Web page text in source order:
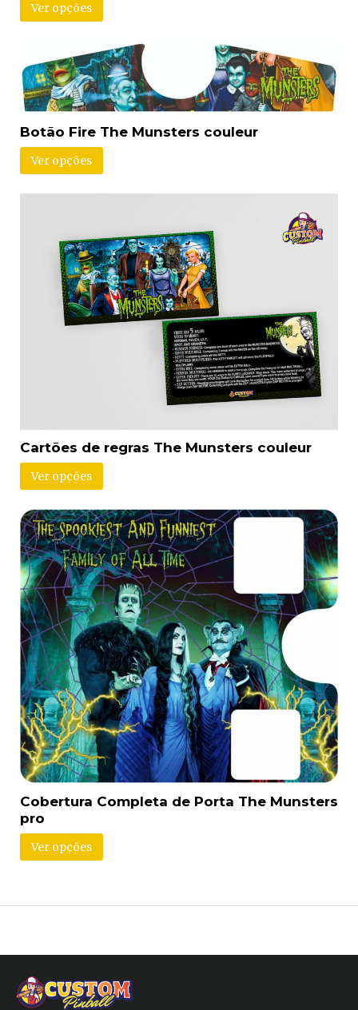
Ver opções
Botão Fire The Munsters couleur
Ver opções
Cartões de regras The Munsters couleur
Ver opções
Cobertura Completa de Porta The Munsters
pro
Ver opções